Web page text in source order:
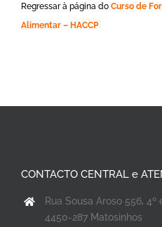
Regressar à página do Curso de
Alimentar – HACCP
CONTACTO CENTRAL e
Rua Sousa Aroso 556, 4º
4450-287 Matosinhos